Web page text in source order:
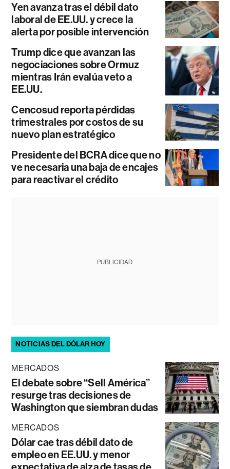
Yen avanza tras el débil dato
laboral de EE.UU. y crece la
alerta por posible intervención
Trump dice que avanzan las
negociaciones sobre Ormuz
mientras Irán evalúa veto a
EE.UU.
Cencosud reporta pérdidas
trimestrales por costos de su
nuevo plan estratégico
Presidente del BCRA dice que no
ve necesaria una baja de encajes
para reactivar el crédito
PUBLICIDAD
NOTICIAS DEL DÓLAR HOY
MERCADOS
El debate sobre “Sell América”
resurge tras decisiones de
Washington que siembran dudas
MERCADOS
Dólar cae tras débil dato de
empleo en EE.UU. y menor